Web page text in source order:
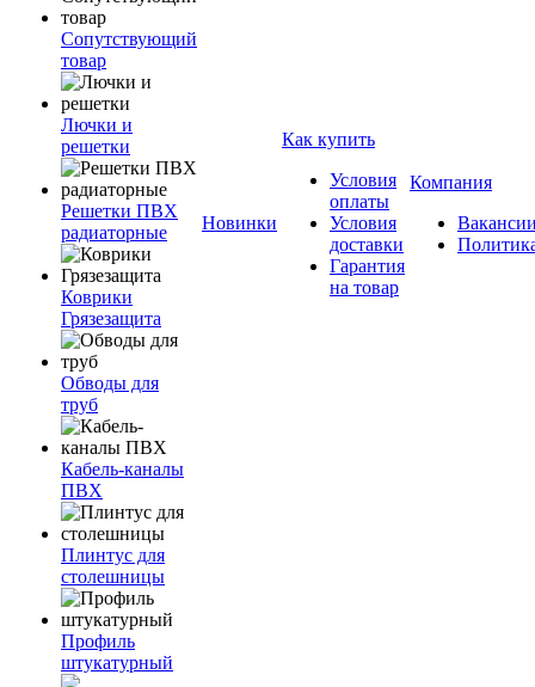
Сопутствующий
товар
Лючки и
решетки
Решетки ПВХ
радиаторные
Коврики
Грязезащита
Обводы для
труб
Кабель-каналы
ПВХ
Плинтус для
столешницы
Профиль
штукатурный
Новинки
Как купить
Условия
оплаты
Условия
доставки
Гарантия
на товар
Компания